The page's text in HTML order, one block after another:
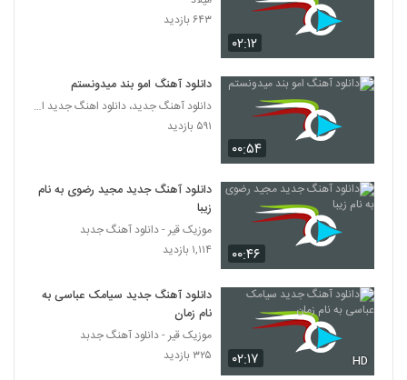
دانلود آهنگ بو قیز از شهروز اجمالی
آهنگ با تو از احسان صادقی(پاپ)
Esmaili Khandeye Nazet)
۲۸۹ بازدید
دانلود آهنگ جدید و زیبای محسن یگانه با نام
۴۲۷ بازدید
دانلود آهنگ ترس نداره که از مادرین
آهنگ مهدی رجبی بنام کجا رفتی بانو
۰۲:۱۲
۶۴۳ بازدید
۰۰:۵۴
دانلود آهنگ امو بند میدونستم
دانلود آهنگ جدید، دانلود اهنگ جدید ایرانی
۵۹۱ بازدید
۰۰:۴۶
دانلود آهنگ جدید مجید رضوی به نام
زیبا
موزیک قیر - دانلود آهنگ جدبد
۱,۱۱۴ بازدید
۰۲:۱۷ HD
دانلود آهنگ جدید سیامک عباسی به
نام زمان
موزیک قیر - دانلود آهنگ جدبد
۳۲۵ بازدید